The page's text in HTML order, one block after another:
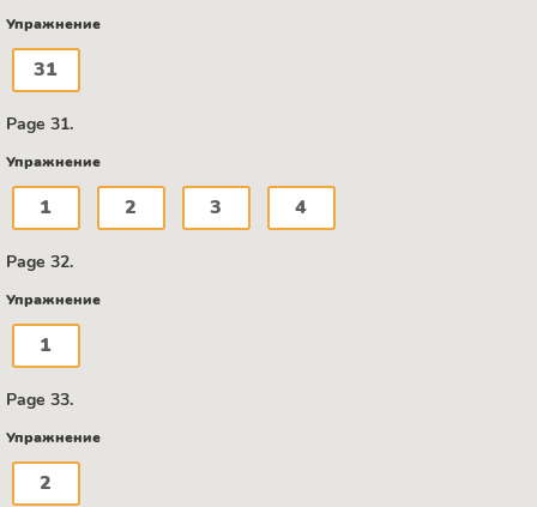
Упражнение
31
Page 31.
Упражнение
1 2 3 4
Page 32.
Упражнение
1
Page 33.
Упражнение
2